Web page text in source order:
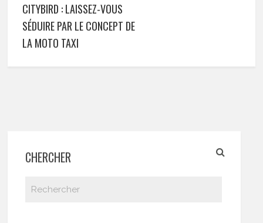
CITYBIRD : LAISSEZ-VOUS
SÉDUIRE PAR LE CONCEPT DE
LA MOTO TAXI
CHERCHER